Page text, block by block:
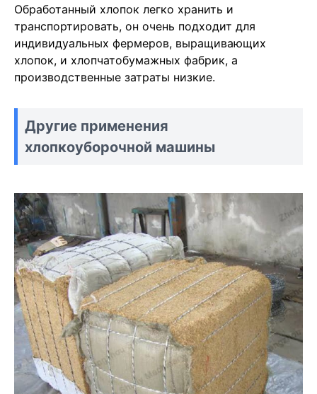
Обработанный хлопок легко хранить и
транспортировать, он очень подходит для
индивидуальных фермеров, выращивающих
хлопок, и хлопчатобумажных фабрик, а
производственные затраты низкие.
Другие применения
хлопкоуборочной машины